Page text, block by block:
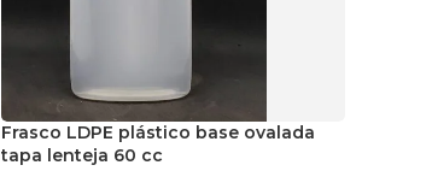
Frasco LDPE plástico base ovalada
tapa lenteja 60 cc